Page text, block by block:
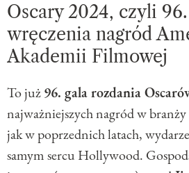
Oscary 2024, czyli
wręczenia nagród
Akademii Filmowej
To już96. gala rozdania
najważniejszych nagród w
jak w poprzednich latach,
samym sercu Hollywood.